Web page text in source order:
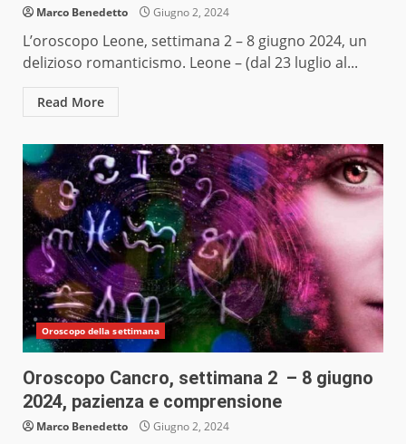
Marco Benedetto Giugno 2, 2024
L’oroscopo Leone, settimana 2 – 8 giugno 2024, un
delizioso romanticismo. Leone – (dal 23 luglio al...
Read More
Oroscopo della settimana
Oroscopo Cancro, settimana 2 – 8 giugno
2024, pazienza e comprensione
Marco Benedetto Giugno 2, 2024